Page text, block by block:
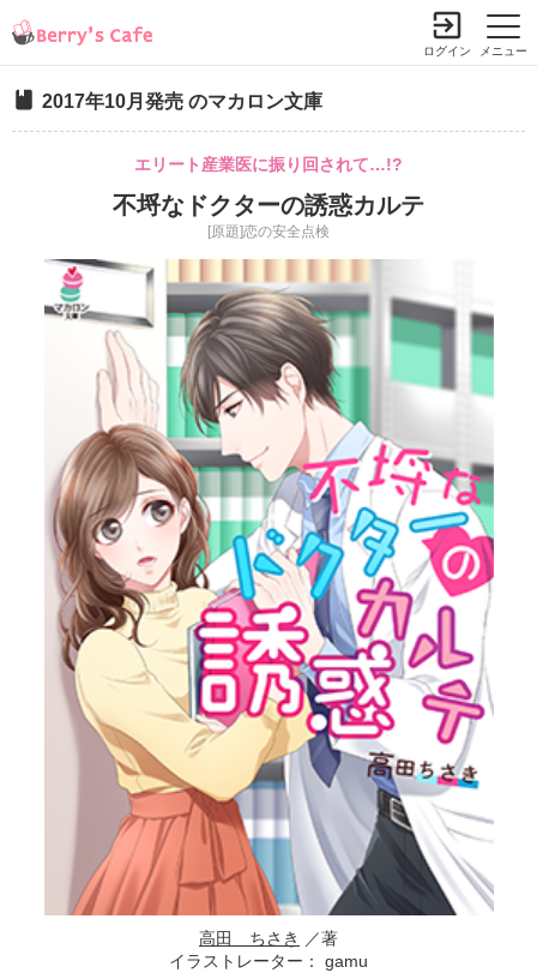
メニュー
ログイン
2017年10月発売 のマカロン文庫
エリート産業医に振り回されて…!?
不埒なドクターの誘惑カルテ
[原題]恋の安全点検
高田 ちさき ／著
イラストレーター： gamu